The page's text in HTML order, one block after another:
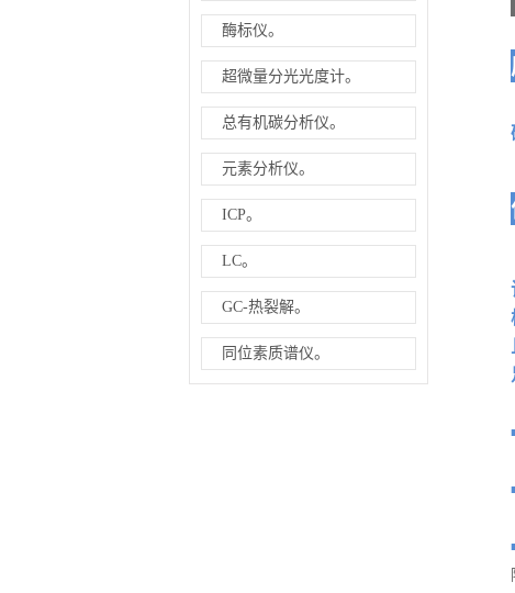
酶标仪。
超微量分光光度计。
总有机碳分析仪。
元素分析仪。
ICP。
LC。
GC-热裂解。
同位素质谱仪。